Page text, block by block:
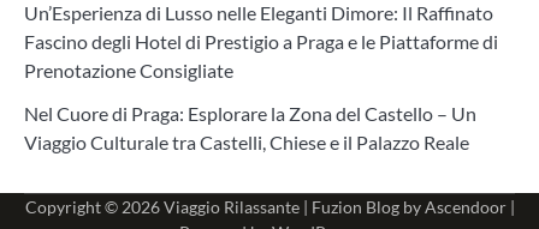
Un’Esperienza di Lusso nelle Eleganti Dimore: Il Raffinato
Fascino degli Hotel di Prestigio a Praga e le Piattaforme di
Prenotazione Consigliate
Nel Cuore di Praga: Esplorare la Zona del Castello – Un
Viaggio Culturale tra Castelli, Chiese e il Palazzo Reale
Copyright © 2026Viaggio Rilassante| Fuzion Blog byAscendoor|